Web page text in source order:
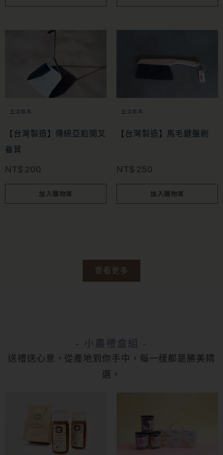
生活道具
【台灣製造】傳統亞鉛開叉
畚箕
NT$ 200
加入購物車
生活道具
【台灣製造】馬毛鍵盤刷
NT$ 250
加入購物車
查看更多
- 小農禮盒組 -
送禮送心意，從產地到你手中，每一樣都是勝美精
選。